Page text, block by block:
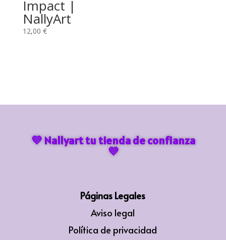
Impact |
NallyArt
12,00 €
💜 Nallyart tu tienda de confianza
💜
Páginas Legales
Aviso legal
Política de privacidad